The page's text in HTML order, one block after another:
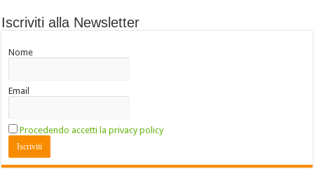
Iscriviti alla Newsletter
Nome
Email
Procedendo accetti la privacy policy